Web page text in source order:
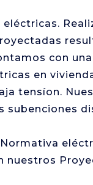
con
en
tensíon.
subenciones
nuestros